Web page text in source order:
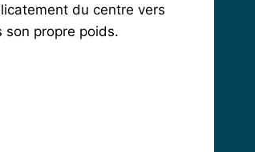
du centre vers
son propre poids.